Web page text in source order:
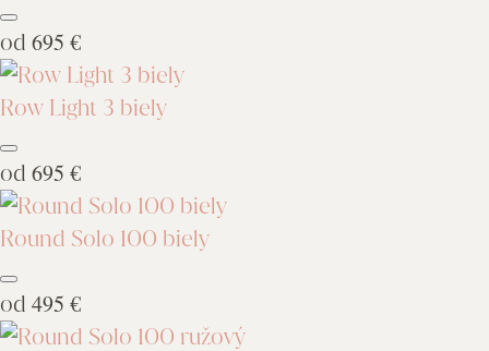
od 695 €
Row Light 3 biely
od 695 €
Round Solo 100 biely
od 495 €